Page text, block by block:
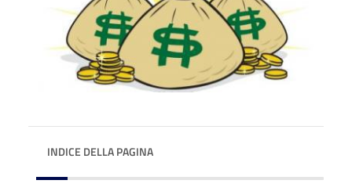
INDICE DELLA PAGINA